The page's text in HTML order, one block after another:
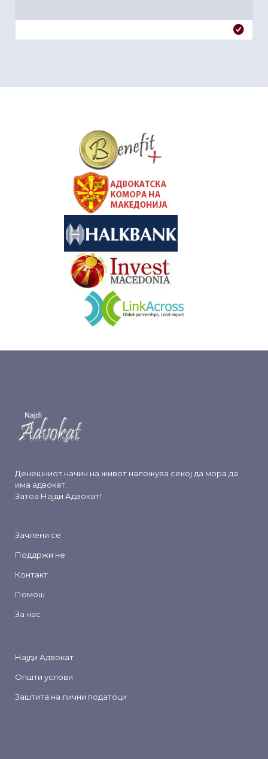
Денешниот начин на живот наложува секој да мора да
има адвокат.
Затоа Најди Адвокат!
Зачлени се
Поддржи не
Контакт
Помош
За нас
Најди Адвокат
Општи услови
Заштита на лични податоци